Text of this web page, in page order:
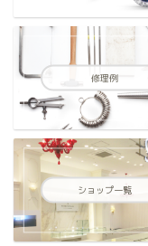
修理例
ショップ一覧